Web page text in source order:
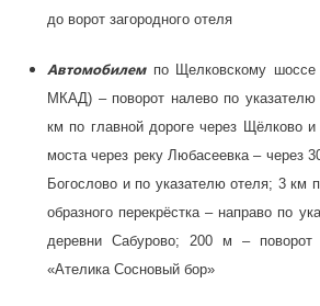
до ворот загородного отеля
Автомобилемпо Щелковскому шоссе
МКАД) – поворот налево по
км по главной дороге через Щёлково
моста через реку Любасеевка – через
Богослово и по указателю отеля; 3 км
образного перекрёстка – направо по
деревни Сабурово; 200 м – поворот
«Ателика Сосновый бор»